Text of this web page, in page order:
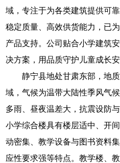
域，专注于为各类建筑提供可
稳定质量、高效供货能力，已
产品支持。公司贴合小学建筑
决方案，用品质守护儿童成长安
静宁县地处甘肃东部，地
域，气候为温带大陆性季风气
多雨、昼夜温差大，抗震设防
小学综合楼具有楼层适中、开
动密集、教学设备与图书资料
应性要求强等特点。教学楼、